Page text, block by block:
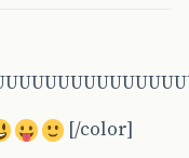
[/color]